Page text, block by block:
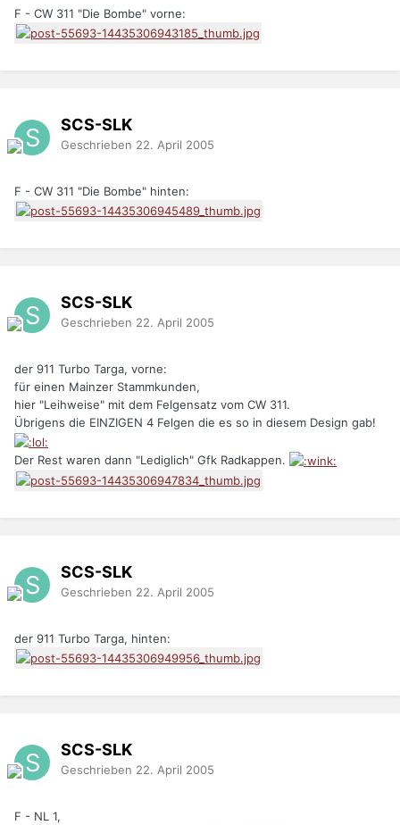
F - CW 311 "Die Bombe" vorne:
SCS-SLK
Geschrieben 22. April 2005
F - CW 311 "Die Bombe" hinten:
SCS-SLK
Geschrieben 22. April 2005
der 911 Turbo Targa, vorne:
für einen Mainzer Stammkunden,
hier "Leihweise" mit dem Felgensatz vom CW 311.
Übrigens die EINZIGEN 4 Felgen die es so in diesem Design gab!
Der Rest waren dann "Lediglich" Gfk Radkappen.
SCS-SLK
Geschrieben 22. April 2005
der 911 Turbo Targa, hinten:
SCS-SLK
Geschrieben 22. April 2005
F - NL 1,